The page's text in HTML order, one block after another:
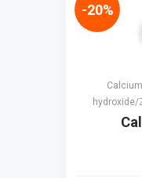
-20%